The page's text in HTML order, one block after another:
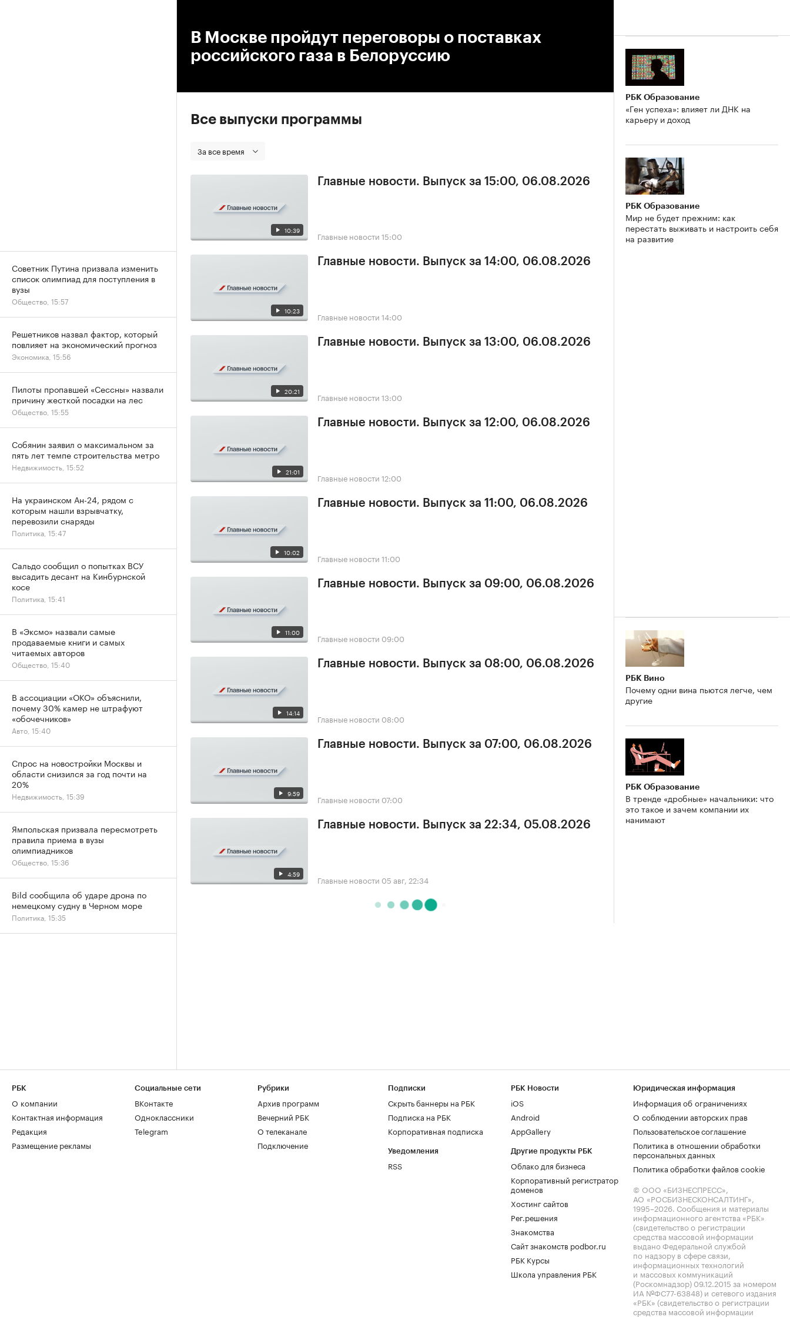
В Москве пройдут переговоры о поставках
российского газа в Белоруссию
Все выпуски программы
За все время
10:39
Главные новости. Выпуск за 15:00, 06.08.2026
Главные новости 15:00
10:23
Главные новости. Выпуск за 14:00, 06.08.2026
Главные новости 14:00
20:21
Главные новости. Выпуск за 13:00, 06.08.2026
Главные новости 13:00
21:01
Главные новости. Выпуск за 12:00, 06.08.2026
Главные новости 12:00
10:02
Главные новости. Выпуск за 11:00, 06.08.2026
Главные новости 11:00
11:00
Главные новости. Выпуск за 09:00, 06.08.2026
Главные новости 09:00
14:14
Главные новости. Выпуск за 08:00, 06.08.2026
Главные новости 08:00
9:59
Главные новости. Выпуск за 07:00, 06.08.2026
Главные новости 07:00
4:59
Главные новости. Выпуск за 22:34, 05.08.2026
Главные новости 05 авг, 22:34
РБК Образование
«Ген успеха»: влияет ли ДНК на
карьеру и доход
РБК Образование
Мир не будет прежним: как
перестать выживать и настроить себя
на развитие
РБК Вино
Почему одни вина пьются легче, чем
другие
РБК Образование
В тренде «дробные» начальники: что
это такое и зачем компании их
нанимают
Советник Путина призвала изменить
список олимпиад для поступления в
вузы
Общество, 15:57
Решетников назвал фактор, который
повлияет на экономический прогноз
Экономика, 15:56
Пилоты пропавшей «Сессны» назвали
причину жесткой посадки на лес
Общество, 15:55
Собянин заявил о максимальном за
пять лет темпе строительства метро
Недвижимость, 15:52
На украинском Ан-24, рядом с
которым нашли взрывчатку,
перевозили снаряды
Политика, 15:47
Сальдо сообщил о попытках ВСУ
высадить десант на Кинбурнской
косе
Политика, 15:41
В «Эксмо» назвали самые
продаваемые книги и самых
читаемых авторов
Общество, 15:40
В ассоциации «ОКО» объяснили,
почему 30% камер не штрафуют
«обочечников»
Авто, 15:40
Спрос на новостройки Москвы и
области снизился за год почти на
20%
Недвижимость, 15:39
Ямпольская призвала пересмотреть
правила приема в вузы
олимпиадников
Общество, 15:36
Bild сообщила об ударе дрона по
немецкому судну в Черном море
Политика, 15:35
РБК
О компании
Контактная информация
Редакция
Размещение рекламы
Социальные сети
ВКонтакте
Одноклассники
Telegram
Рубрики
Архив программ
Вечерний РБК
О телеканале
Подключение
Подписки
Скрыть баннеры на РБК
Подписка на РБК
Корпоративная подписка
Уведомления
RSS
РБК Новости
iOS
Android
AppGallery
Другие продукты РБК
Облако для бизнеса
Корпоративный регистратор
доменов
Хостинг сайтов
Рег.решения
Знакомства
Сайт знакомств podbor.ru
РБК Курсы
Школа управления РБК
Юридическая информация
Информация об ограничениях
О соблюдении авторских прав
Пользовательское соглашение
Политика в отношении обработки
персональных данных
Политика обработки файлов cookie
© ООО «БИЗНЕСПРЕСС»,
АО «РОСБИЗНЕСКОНСАЛТИНГ»,
1995–2026. Сообщения и материалы
информационного агентства «РБК»
(свидетельство о регистрации
средства массовой информации
выдано Федеральной службой
по надзору в сфере связи,
информационных технологий
и массовых коммуникаций
(Роскомнадзор) 09.12.2015 за номером
ИА №ФС77-63848) и сетевого издания
«РБК» (свидетельство о регистрации
средства массовой информации